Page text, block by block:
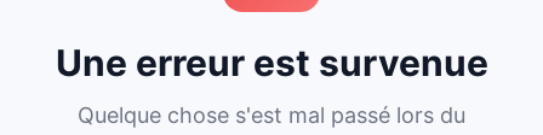
Une erreur est survenue
Quelque chose s'est mal passé lors du